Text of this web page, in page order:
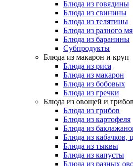
Блюда из говядины
Блюда из свинины
Блюда из телятины
Блюда из разного
Блюда из баранины
Субпродукты
Блюда из макарон и круп
Блюда из риса
Блюда из макарон
Блюда из бобовых
Блюда из гречки
Блюда из овощей и грибов
Блюда из грибов
Блюда из картофеля
Блюда из
Блюда из кабачков,
Блюда из тыквы
Блюда из капусты
Блюда из разных